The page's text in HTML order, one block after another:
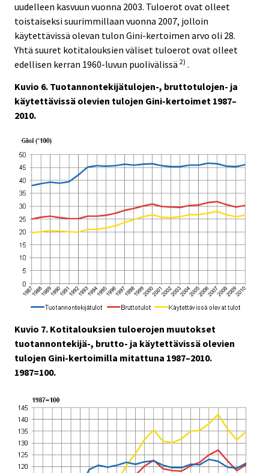
uudelleen kasvuun vuonna 2003. Tuloerot ovat olleet
toistaiseksi suurimmillaan vuonna 2007, jolloin
käytettävissä olevan tulon Gini-kertoimen arvo oli 28.
Yhtä suuret kotitalouksien väliset tuloerot ovat olleet
edellisen kerran 1960-luvun puolivälissä 2) .
Kuvio 6. Tuotannontekijätulojen-, bruttotulojen- ja
käytettävissä olevien tulojen Gini-kertoimet 1987–
2010.
Kuvio 7. Kotitalouksien tuloerojen muutokset
tuotannontekijä-, brutto- ja käytettävissä olevien
tulojen Gini-kertoimilla mitattuna 1987–2010.
1987=100.